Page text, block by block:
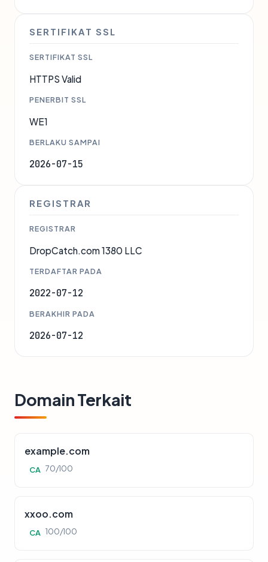
SERTIFIKAT SSL
SERTIFIKAT SSL
HTTPS Valid
PENERBIT SSL
WE1
BERLAKU SAMPAI
2026-07-15
REGISTRAR
REGISTRAR
DropCatch.com 1380 LLC
TERDAFTAR PADA
2022-07-12
BERAKHIR PADA
2026-07-12
Domain Terkait
example.com
CA 70/100
xxoo.com
CA 100/100